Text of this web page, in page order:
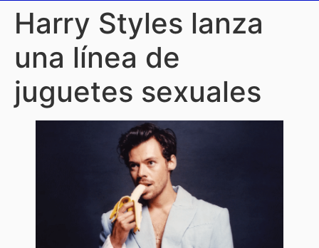
Harry Styles lanza
una línea de
juguetes sexuales